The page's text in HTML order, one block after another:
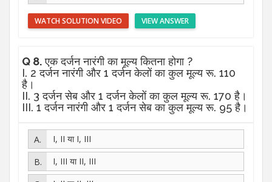
VIEW ANSWER
WATCH SOLUTION VIDEO
Q 8.एक दर्जन नारंगी का मूल्य कितना होगा ?
I. 2 दर्जन नारंगी और 1 दर्जन केलों का कुल मूल्य रू. 110
है।
II. 3 दर्जन सेब और 1 दर्जन केलों का कुल मूल्य रू. 170 है।
III. 1 दर्जन नारंगी और 1 दर्जन सेब का कुल मूल्य रू. 95 है।
I, II या I, III
I, III या II, III